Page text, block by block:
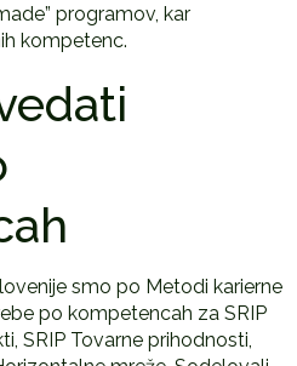
programov, kar
kompetenc.
smo po Metodi karierne
po kompetencah za SRIP
SRIP Tovarne prihodnosti,